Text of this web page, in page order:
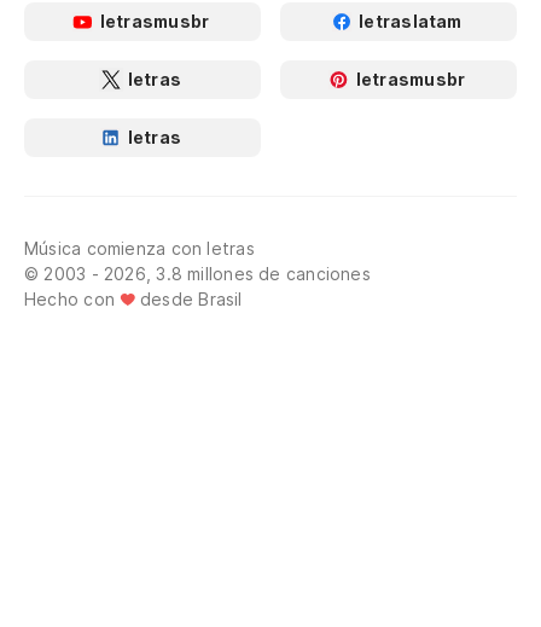
letrasmusbr letraslatam
letras letrasmusbr
letras
Música comienza con letras
© 2003 - 2026, 3.8 millones de canciones
Hecho con
desde Brasil